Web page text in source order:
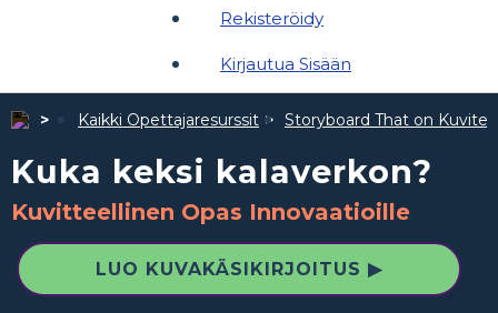
Rekisteröidy
Kirjautua Sisään
Kaikki Opettajaresurssit Storyboard That on
Kuka keksi kalaverkon?
Kuvitteellinen Opas Innovaatioille
LUO KUVAKÄSIKIRJOITUS ▶